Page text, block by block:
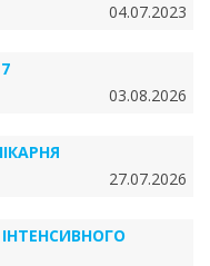
04.07.2023
03.08.2026
27.07.2026